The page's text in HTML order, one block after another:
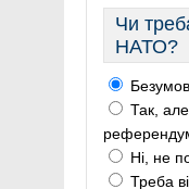
Чи
НАТО?
Так,
Ні, не
Треба